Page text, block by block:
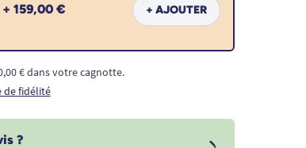
159,00 €
+ AJOUTER
€ dans votre cagnotte.
de fidélité
?